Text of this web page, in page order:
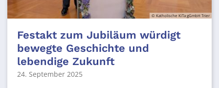
© Katholische KiTa gGmbH Trier
Festakt zum Jubiläum würdigt
bewegte Geschichte und
lebendige Zukunft
24. September 2025